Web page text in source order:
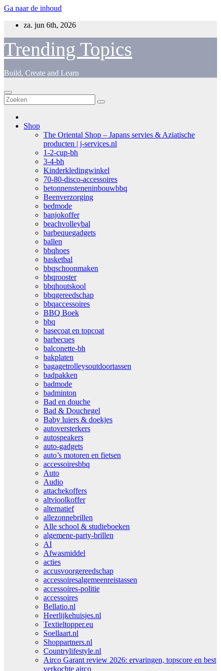
Ga naar de inhoud
za. jun 6th, 2026
Trending Topics
Build, Create and Learn
Shop
The Oriental Shop – Japans servies & Aziatische
producten | j-services.nl
1-2-cup-bh
3-4-bh
Kinderkledingwinkel
70-80-disco-accessoires
betonnensteneninbouwbbq
Beenverzorging
bedmode
banjokoffer
beachvolleybal
barbequegadgets
ballen
bbqhoes
basketbal
bbqschoonmaken
bbqrooster
bbqhoutskool
bbqgereedschap
bbqaccessoires
BBQ Boek
bbq
basecoat en topcoat
barbecues
balconette-bh
bakplaten
bagagetrolleysoutdoortassen
badpakken
badmode
badminton
Bad en douche
Bad & Douchegel
Baby luiers & doekjes
autoversterkers
autospeakers
auto-gadgets
auto’s motoren en fietsen
accessoiresbbq
Auto
Audio
attachekoffers
altvioolkoffer
alternatief
allezonnebrillen
Alle school & studieboeken
algemene-party-brillen
AI
Afwasmiddel
acties
accusvoorgereedschap
accessoiresalgemeenreistassen
accessoires-politie
accessoires
Bellatio.nl
Heerlijkehuisjes.nl
Textieltopper.eu
Soellaart.nl
Shoppartners.nl
Countrylifestyle.nl
Airco Garant review 2026: ervaringen, topscore en best
verkochte airco